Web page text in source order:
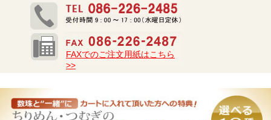
FAXでのご注文用紙はこちら
>>